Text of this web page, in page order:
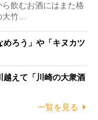
飲むお酒にはまた格
竹…
めろう」や「キヌカツ
越えて「川崎の大衆酒
一覧を見る